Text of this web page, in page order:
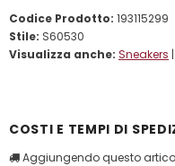
Codice Prodotto: 193115299
Stile: S60530
Visualizza anche: Sneakers |
COSTI E TEMPI DI
Aggiungendo questo